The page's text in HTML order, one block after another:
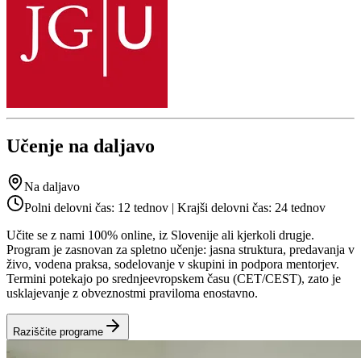
Učenje na daljavo
Na daljavo
Polni delovni čas: 12 tednov | Krajši delovni čas: 24 tednov
Učite se z nami 100% online, iz Slovenije ali kjerkoli drugje.
Program je zasnovan za spletno učenje: jasna struktura, predavanja v
živo, vodena praksa, sodelovanje v skupini in podpora mentorjev.
Termini potekajo po srednjeevropskem času (CET/CEST), zato je
usklajevanje z obveznostmi praviloma enostavno.
Raziščite programe